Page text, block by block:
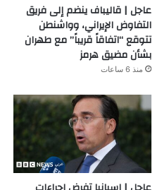
عاجل | قاليباف ينضم إلى فريق
التفاوض الإيراني، وواشنطن
تتوقع “اتفاقاً قريباً” مع طهران
بشأن مضيق هرمز
منذ 6 ساعات